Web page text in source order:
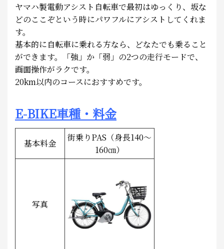
ヤマハ製電動アシスト自転車で最初はゆっくり、坂な
どのここぞという時にパワフルにアシストしてくれま
す。
基本的に自転車に乗れる方なら、どなたでも乗ること
ができます。「強」か「弱」の2つの走行モードで、
画面操作がラクです。
20km以内のコースにおすすめです。
E-BIKE車種・料金
基本料金
街乗りPAS（身長140～
160㎝）
写真